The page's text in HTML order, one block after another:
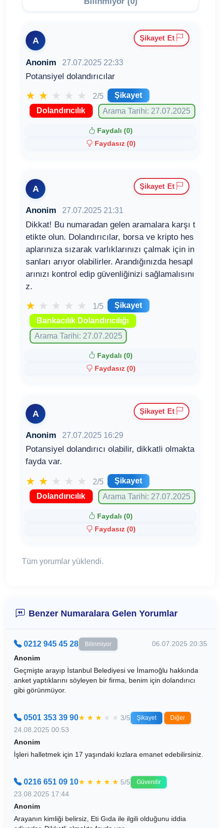
A
Anonim 27.07.2025 22:33
Potansiyel dolandırıcılar
★ ★ ★ ★ ★ 2/5
Şikayet
Dolandırıcılık
Arama Tarihi: 27.07.2025
Faydalı (0)
Faydasız (0)
Şikayet Et
A
Anonim 27.07.2025 21:31
Dikkat! Bu numaradan gelen aramalara karşı t
etikte olun. Dolandırıcılar, borsa ve kripto hes
aplarınıza sızarak varlıklarınızı çalmak için in
sanları arıyor olabilirler. Arandığınızda hesapl
arınızı kontrol edip güvenliğinizi sağlamalısını
z.
★ ★ ★ ★ ★ 1/5
Şikayet
Bankacılık Dolandırıcılığı
Arama Tarihi: 27.07.2025
Faydalı (0)
Faydasız (0)
Şikayet Et
A
Anonim 27.07.2025 16:29
Potansiyel dolandırıcı olabilir, dikkatli olmakta
fayda var.
★ ★ ★ ★ ★ 2/5
Şikayet
Dolandırıcılık
Arama Tarihi: 27.07.2025
Faydalı (0)
Faydasız (0)
Şikayet Et
Tüm yorumlar yüklendi.
Benzer Numaralara Gelen Yorumlar
0212 945 45 28 Bilinmiyor
06.07.2025 20:35
Anonim
Geçmişte arayıp İstanbul Belediyesi ve İmamoğlu hakkında
anket yaptıklarını söyleyen bir firma, benim için dolandırıcı
gibi görünmüyor.
0501 353 39 90★ ★ ★ ★ ★ 3/5 Şikayet Diğer
24.08.2025 00:53
Anonim
İşleri halletmek için 17 yaşındaki kızlara emanet edebilirsiniz.
0216 651 09 10★ ★ ★ ★ ★ 5/5 Güvenilir
23.08.2025 17:44
Anonim
Arayanın kimliği belirsiz, Eti Gıda ile ilgili olduğunu iddia